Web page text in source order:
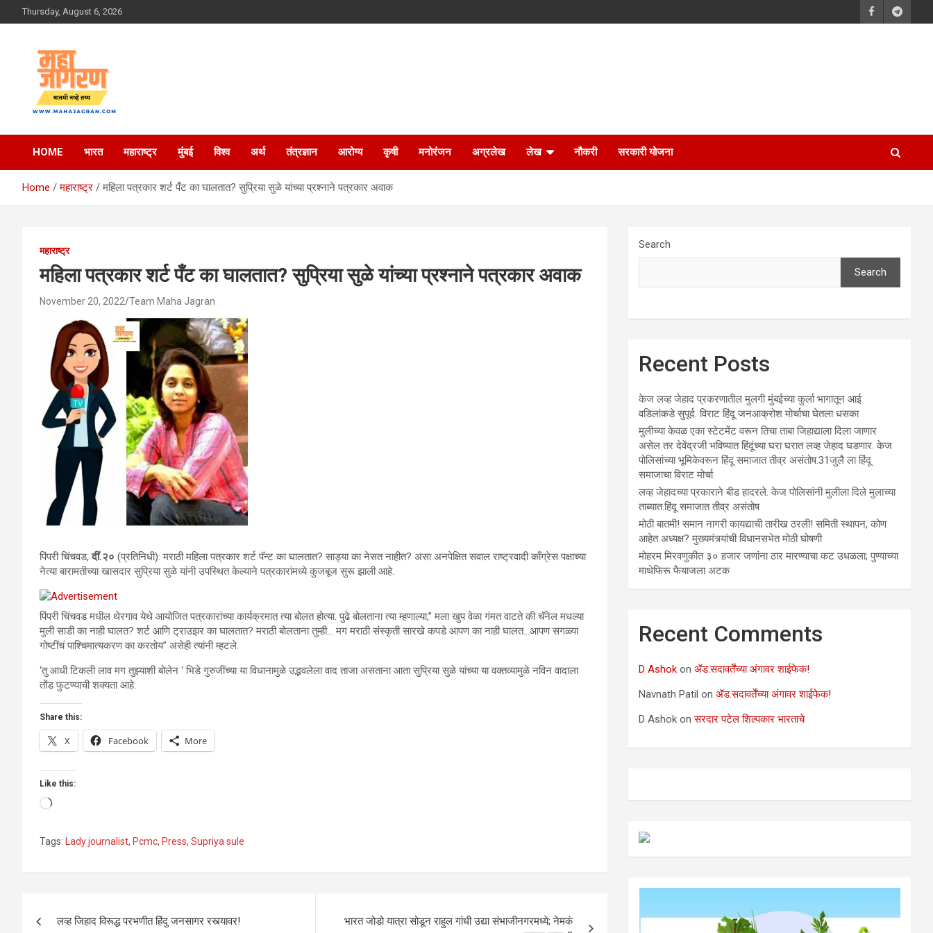
to
Thursday, August 6, 2026
महा जागरण
HOME भारत महाराष्ट्र मुंबई विश्व अर्थ तंत्रज्ञान आरोग्य कृषी मनोरंजन अग्रलेख लेख नौकरी सरकारी योजना
Home महाराष्ट्र महिला पत्रकार शर्ट पँट का घालतात? सुप्रिया सुळे यांच्या प्रश्नाने पत्रकार अवाक
महाराष्ट्र
महिला पत्रकार शर्ट पँट का घालतात? सुप्रिया सुळे यांच्या प्रश्नाने पत्रकार अवाक
November 20, 2022 Team Maha Jagran
पिंपरी चिंचवड,दीं.२० (प्रतिनिधी): मराठी महिला पत्रकार शर्ट पॅन्ट का घालतात? साड्या का नेसत नाहीत? असा अनपेक्षित सवाल राष्ट्रवादी काँग्रेस पक्षाच्या
नेत्या बारामतीच्या खासदार सुप्रिया सुळे यांनी उपस्थित केल्याने पत्रकारांमध्ये कुजबूज सुरू झाली आहे.
पिंपरी चिंचवड मधील थेरगाव येथे आयोजित पत्रकारांच्या कार्यक्रमात त्या बोलत होत्या. पुढे बोलताना त्या म्हणाल्या,” मला खुप वेळा गंमत वाटते की चॅनेल मधल्या
मुली साडी का नाही घालत? शर्ट आणि ट्राउझर का घालतात? मराठी बोलताना तुम्ही… मग मराठी संस्कृती सारखे कपडे आपण का नाही घालत…आपण सगळ्या
गोष्टींचं पाश्चिमात्यकरण का करतोय” असेही त्यांनी म्हटले.
‘तु आधी टिकली लाव मग तुझ्याशी बोलेन ‘ भिडे गुरुजींच्या या विधानामुळे उद्भवलेला वाद ताजा असताना आता सुप्रिया सुळे यांच्या या वक्तव्यामुळे नविन वादाला
तोंड फुटण्याची शक्यता आहे.
Share this:
X Facebook More
Like this:
Loading…
Tags: Lady journalist, Pcmc, Press, Supriya sule
लव्ह जिहाद विरूद्ध परभणीत हिंदु जनसागर रस्त्यावर!
भारत जोडो यात्रा सोडून राहुल गांधी उद्या संभाजीनगरमध्ये; नेमकं
Search
Search
Recent Posts
केज लव्ह जेहाद प्रकरणातील मुलगी मुंबईच्या कुर्ला भागातून आई
वडिलांकडे सुपूर्द. विराट हिंदू जनआक्रोश मोर्चाचा घेतला धसका
मुलीच्या केवळ एका स्टेटमेंट वरून तिचा ताबा जिहाद्याला दिला जाणार
असेल तर देवेंद्रजी भविष्यात हिंदूंच्या घरा घरात लव्ह जेहाद घडणार. केज
पोलिसांच्या भूमिकेवरून हिंदू समाजात तीव्र असंतोष.31जुलै ला हिंदू
समाजाचा विराट मोर्चा.
लव्ह जेहादच्या प्रकाराने बीड हादरले. केज पोलिसांनी मुलीला दिले मुलाच्या
ताब्यात.हिंदू समाजात तीव्र असंतोष
मोठी बातमी! समान नागरी कायद्याची तारीख ठरली! समिती स्थापन, कोण
आहेत अध्यक्ष? मुख्यमंत्र्यांची विधानसभेत मोठी घोषणी
मोहरम मिरवणुकीत ३० हजार जणांना ठार मारण्‍याचा कट उधळला; पुण्‍याच्‍या
माथेफिरू फैयाजला अटक
Recent Comments
D Ashok onॲड.सदावर्तेंच्या अंगावर शाईफेक!
Navnath Patil onॲड.सदावर्तेंच्या अंगावर शाईफेक!
D Ashok onसरदार पटेल शिल्पकार भारताचे